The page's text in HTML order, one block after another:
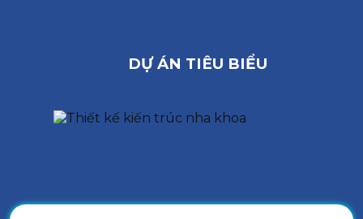
DỰ ÁN TIÊU BIỂU